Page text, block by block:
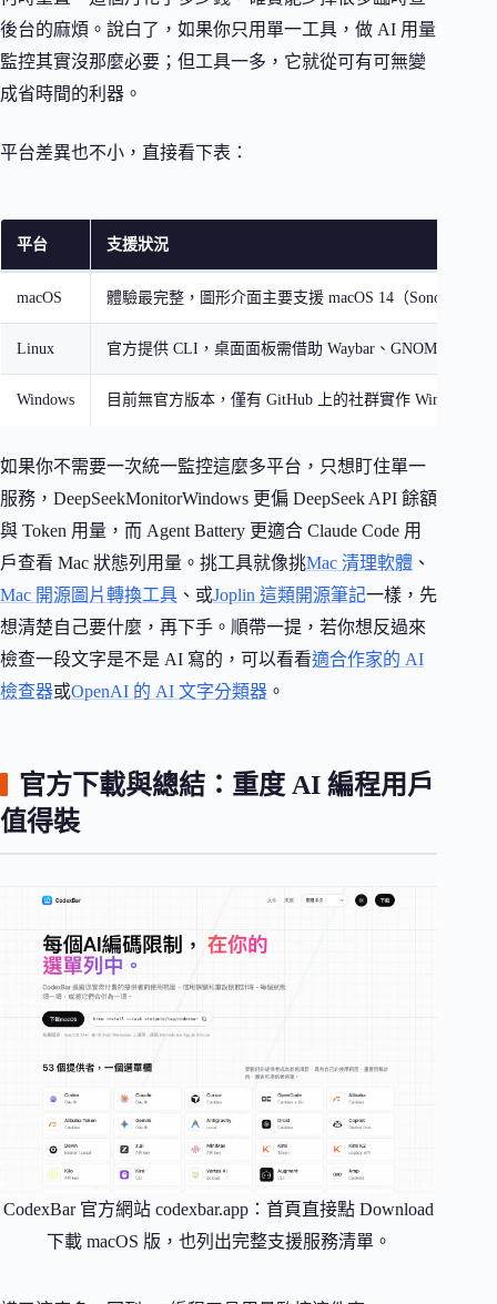
後台的麻煩。說白了，如果你只用單一工具，做 AI 用量
監控其實沒那麼必要；但工具一多，它就從可有可無變
成省時間的利器。
平台差異也不小，直接看下表：
平台 支援狀況
macOS 體驗最完整，圖形介面主要支援 macOS 14（Sonoma）以
Linux 官方提供 CLI，桌面面板需借助 Waybar、GNOME 擴充
Windows 目前無官方版本，僅有 GitHub 上的社群實作 Win-
如果你不需要一次統一監控這麼多平台，只想盯住單一
服務，DeepSeekMonitorWindows 更偏 DeepSeek API 餘額
與 Token 用量，而 Agent Battery 更適合 Claude Code 用
戶查看 Mac 狀態列用量。挑工具就像挑Mac 清理軟體 、
Mac 開源圖片轉換工具 、或Joplin 這類開源筆記一樣，先
想清楚自己要什麼，再下手。順帶一提，若你想反過來
檢查一段文字是不是 AI 寫的，可以看看適合作家的 AI
檢查器或OpenAI 的 AI 文字分類器 。
官方下載與總結：重度 AI 編程用戶
值得裝
CodexBar 官方網站 codexbar.app：首頁直接點 Download
下載 macOS 版，也列出完整支援服務清單。